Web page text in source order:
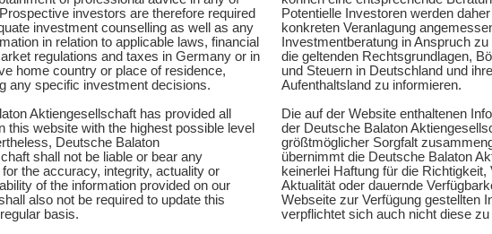
Director’s Dealings Finanzkalender
investors are therefore required
investment counselling as well as any
in relation to applicable laws, financial
regulations and taxes in Germany or in
home country or place of residence,
any specific investment decisions.
Potentielle Investoren werden daher
konkreten Veranlagung
Investmentberatung in Anspruch zu
die geltenden Rechtsgrundlagen,
und Steuern in Deutschland und
Aufenthaltsland zu informieren.
Aktiengesellschaft has provided all
this website with the highest possible level
Deutsche Balaton
shall not be liable or bear any
the accuracy, integrity, actuality or
of the information provided on our
also not be required to update this
basis.
Die auf der Website enthaltenen
der Deutsche Balaton
größtmöglicher Sorgfalt
übernimmt die Deutsche Balaton
keinerlei Haftung für die Richtigkeit,
Aktualität oder dauernde
Webseite zur Verfügung gestellten
verpflichtet sich auch nicht diese zu